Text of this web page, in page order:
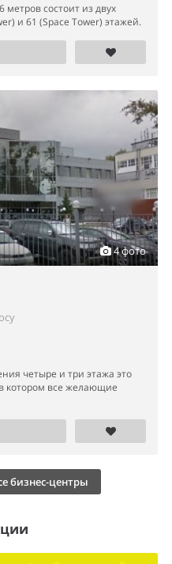
метров состоит из двух
и 61 (Space Tower) этажей.
4 фото
четыре и три этажа это
котором все желающие
бизнес-центры